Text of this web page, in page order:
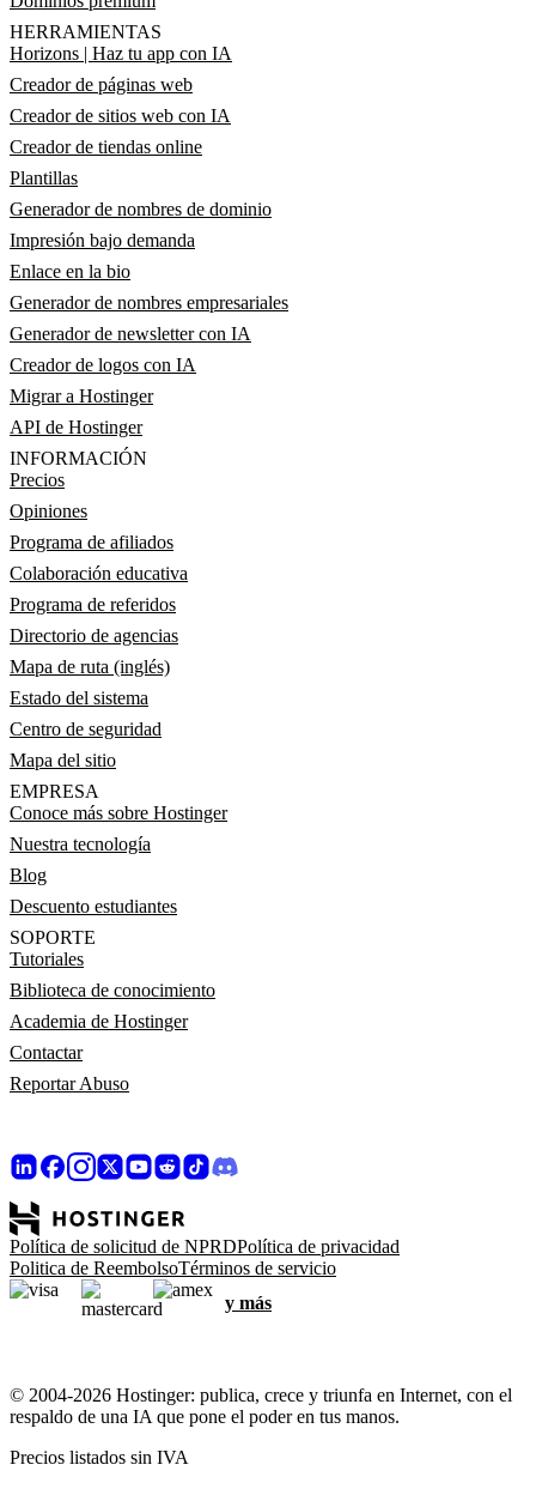
HERRAMIENTAS
Horizons | Haz tu app con IA
Creador de páginas web
Creador de sitios web con IA
Creador de tiendas online
Plantillas
Generador de nombres de dominio
Impresión bajo demanda
Enlace en la bio
Generador de nombres empresariales
Generador de newsletter con IA
Creador de logos con IA
Migrar a Hostinger
API de Hostinger
INFORMACIÓN
Precios
Opiniones
Programa de afiliados
Colaboración educativa
Programa de referidos
Directorio de agencias
Mapa de ruta (inglés)
Estado del sistema
Centro de seguridad
Mapa del sitio
EMPRESA
Conoce más sobre Hostinger
Nuestra tecnología
Blog
Descuento estudiantes
SOPORTE
Tutoriales
Biblioteca de conocimiento
Academia de Hostinger
Contactar
Reportar Abuso
Política de solicitud de NPRDPolítica de privacidad
Politica de ReembolsoTérminos de servicio
y más
© 2004-2026 Hostinger: publica, crece y triunfa en Internet, con el
respaldo de una IA que pone el poder en tus manos.
Precios listados sin IVA